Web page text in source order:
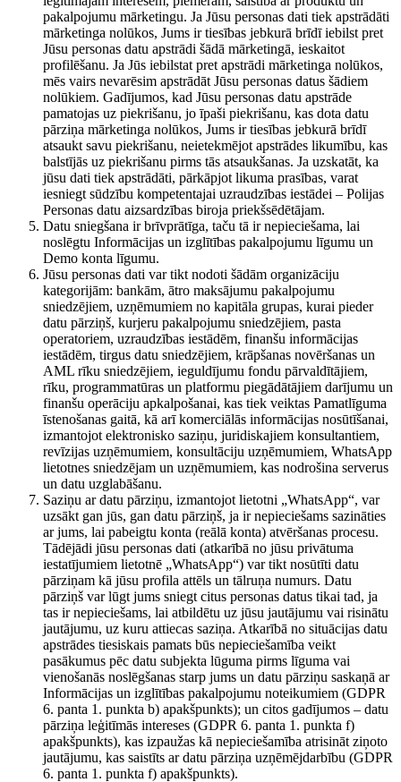
pakalpojumu mārketingu. Ja Jūsu personas dati tiek apstrādāti
mārketinga nolūkos, Jums ir tiesības jebkurā brīdī iebilst pret
Jūsu personas datu apstrādi šādā mārketingā, ieskaitot
profilēšanu. Ja Jūs iebilstat pret apstrādi mārketinga nolūkos,
mēs vairs nevarēsim apstrādāt Jūsu personas datus šādiem
nolūkiem. Gadījumos, kad Jūsu personas datu apstrāde
pamatojas uz piekrišanu, jo īpaši piekrišanu, kas dota datu
pārziņa mārketinga nolūkos, Jums ir tiesības jebkurā brīdī
atsaukt savu piekrišanu, neietekmējot apstrādes likumību, kas
balstījās uz piekrišanu pirms tās atsaukšanas. Ja uzskatāt, ka
jūsu dati tiek apstrādāti, pārkāpjot likuma prasības, varat
iesniegt sūdzību kompetentajai uzraudzības iestādei – Polijas
Personas datu aizsardzības biroja priekšsēdētājam.
Datu sniegšana ir brīvprātīga, taču tā ir nepieciešama, lai
noslēgtu Informācijas un izglītības pakalpojumu līgumu un
Demo konta līgumu.
Jūsu personas dati var tikt nodoti šādām organizāciju
kategorijām: bankām, ātro maksājumu pakalpojumu
sniedzējiem, uzņēmumiem no kapitāla grupas, kurai pieder
datu pārziņš, kurjeru pakalpojumu sniedzējiem, pasta
operatoriem, uzraudzības iestādēm, finanšu informācijas
iestādēm, tirgus datu sniedzējiem, krāpšanas novēršanas un
AML rīku sniedzējiem, ieguldījumu fondu pārvaldītājiem,
rīku, programmatūras un platformu piegādātājiem darījumu un
finanšu operāciju apkalpošanai, kas tiek veiktas Pamatlīguma
īstenošanas gaitā, kā arī komerciālās informācijas nosūtīšanai,
izmantojot elektronisko saziņu, juridiskajiem konsultantiem,
revīzijas uzņēmumiem, konsultāciju uzņēmumiem, WhatsApp
lietotnes sniedzējam un uzņēmumiem, kas nodrošina serverus
un datu uzglabāšanu.
Saziņu ar datu pārziņu, izmantojot lietotni „WhatsApp“, var
uzsākt gan jūs, gan datu pārziņš, ja ir nepieciešams sazināties
ar jums, lai pabeigtu konta (reālā konta) atvēršanas procesu.
Tādējādi jūsu personas dati (atkarībā no jūsu privātuma
iestatījumiem lietotnē „WhatsApp“) var tikt nosūtīti datu
pārziņam kā jūsu profila attēls un tālruņa numurs. Datu
pārziņš var lūgt jums sniegt citus personas datus tikai tad, ja
tas ir nepieciešams, lai atbildētu uz jūsu jautājumu vai risinātu
jautājumu, uz kuru attiecas saziņa. Atkarībā no situācijas datu
apstrādes tiesiskais pamats būs nepieciešamība veikt
pasākumus pēc datu subjekta lūguma pirms līguma vai
vienošanās noslēgšanas starp jums un datu pārziņu saskaņā ar
Informācijas un izglītības pakalpojumu noteikumiem (GDPR
6. panta 1. punkta b) apakšpunkts); un citos gadījumos – datu
pārziņa leģitīmās intereses (GDPR 6. panta 1. punkta f)
apakšpunkts), kas izpaužas kā nepieciešamība atrisināt ziņoto
jautājumu, kas saistīts ar datu pārziņa uzņēmējdarbību (GDPR
6. panta 1. punkta f) apakšpunkts).